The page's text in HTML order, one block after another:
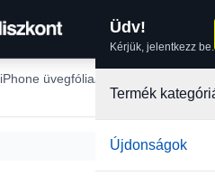
Üdv!
Kérjük, jelentkezz be.
Termék
Újdonságok
iPhone üvegfólia